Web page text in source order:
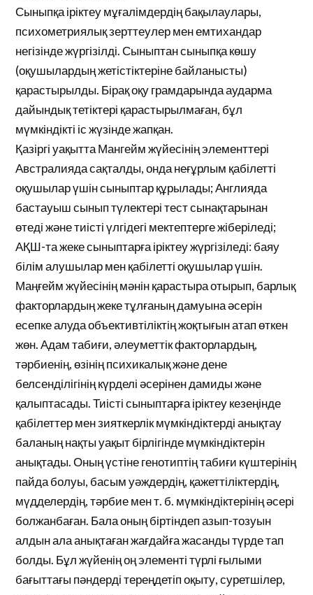
Сыныпқа іріктеу мұғалімдердің бақылаулары,
психометриялық зерттеулер мен емтихандар
негізінде жүргізілді. Сыныптан сыныпқа көшу
(оқушылардың жетістіктеріне байланысты)
қарастырылды. Бірақ оқу грамдарында аударма
дайындық тетіктері қарастырылмаған, бұл
мүмкіндікті іс жүзінде жапқан.
Қазіргі уақытта Мангейм жүйесінің элементтері
Австралияда сақталды, онда неғұрлым қабілетті
оқушылар үшін сыныптар құрылады; Англияда
бастауыш сынып түлектері тест сынақтарынан
өтеді және тиісті үлгідегі мектептерге жіберіледі;
АҚШ-та жеке сыныптарға іріктеу жүргізіледі: баяу
білім алушылар мен қабілетті оқушылар үшін.
Маңғейм жүйесінің мәнін қарастыра отырып, барлық
факторлардың жеке тұлғаның дамуына әсерін
есепке алуда объективтіліктің жоқтығын атап өткен
жөн. Адам табиғи, әлеуметтік факторлардың,
тәрбиенің, өзінің психикалық және дене
белсенділігінің күрделі әсерінен дамиды және
қалыптасады. Тиісті сыныптарға іріктеу кезеңінде
қабілеттер мен зияткерлік мүмкіндіктерді анықтау
баланың нақты уақыт бірлігінде мүмкіндіктерін
анықтады. Оның үстіне генотиптің табиғи күштерінің
пайда болуы, басым уәждердің, қажеттіліктердің,
мүдделердің, тәрбие мен т. б. мүмкіндіктерінің әсері
болжанбаған. Бала оның біртіндеп азып-тозуын
алдын ала анықтаған жағдайға жасанды түрде тап
болды. Бұл жүйенің оң элементі түрлі ғылыми
бағыттағы пәндерді тереңдетіп оқыту, суретшілер,